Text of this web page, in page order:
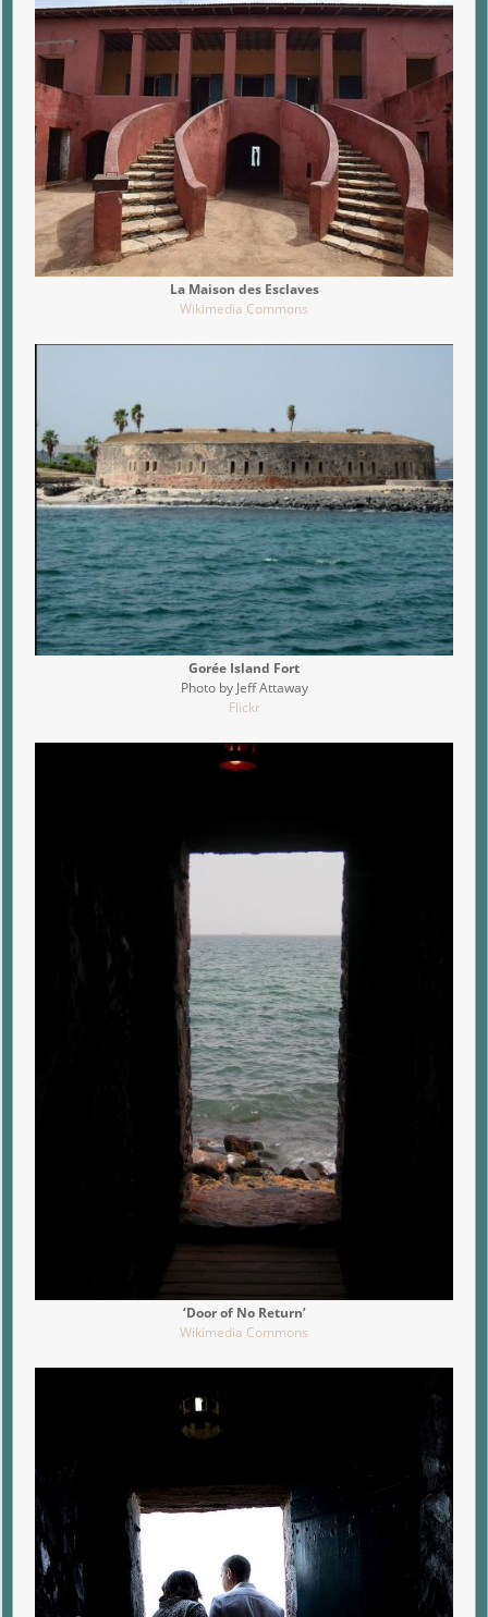
La Maison des Esclaves
Wikimedia Commons
Gorée Island Fort
Photo by Jeff Attaway
Flickr
‘Door of No Return’
Wikimedia Commons